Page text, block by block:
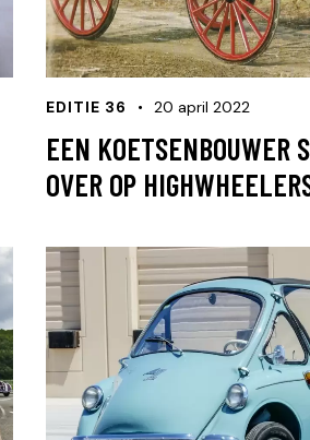
EDITIE 36 20 april 2022
EEN KOETSENBOUWER
OVER OP